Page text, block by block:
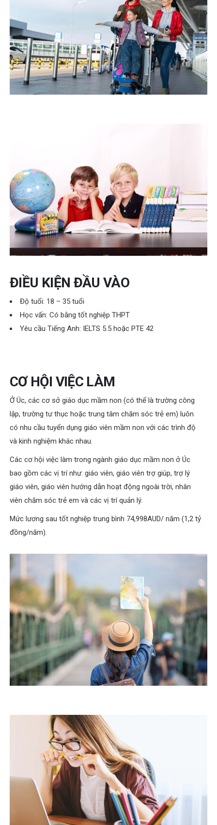
ĐIỀU KIỆN ĐẦU VÀO
Độ tuổi: 18 – 35 tuổi
Học vấn: Có bằng tốt nghiệp THPT
Yêu cầu Tiếng Anh: IELTS 5.5 hoặc PTE 42
CƠ HỘI VIỆC LÀM
Ở Úc, các cơ sở giáo dục mầm non (có thể là trường công
lập, trường tư thục hoặc trung tâm chăm sóc trẻ em) luôn
có nhu cầu tuyển dụng giáo viên mầm non với các trình độ
và kinh nghiệm khác nhau.
Các cơ hội việc làm trong ngành giáo dục mầm non ở Úc
bao gồm các vị trí như: giáo viên, giáo viên trợ giúp, trợ lý
giáo viên, giáo viên hướng dẫn hoạt động ngoài trời, nhân
viên chăm sóc trẻ em và các vị trí quản lý.
Mức lương sau tốt nghiệp trung bình 74,998AUD/ năm (1,2 tỷ
đồng/năm).